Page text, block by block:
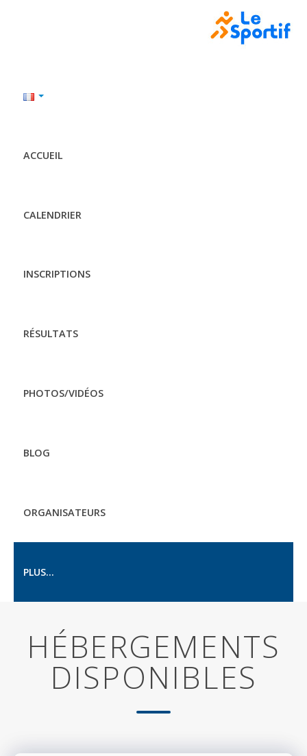
ACCUEIL
CALENDRIER
INSCRIPTIONS
RÉSULTATS
PHOTOS/VIDÉOS
BLOG
ORGANISATEURS
PLUS...
HÉBERGEMENTS
DISPONIBLES